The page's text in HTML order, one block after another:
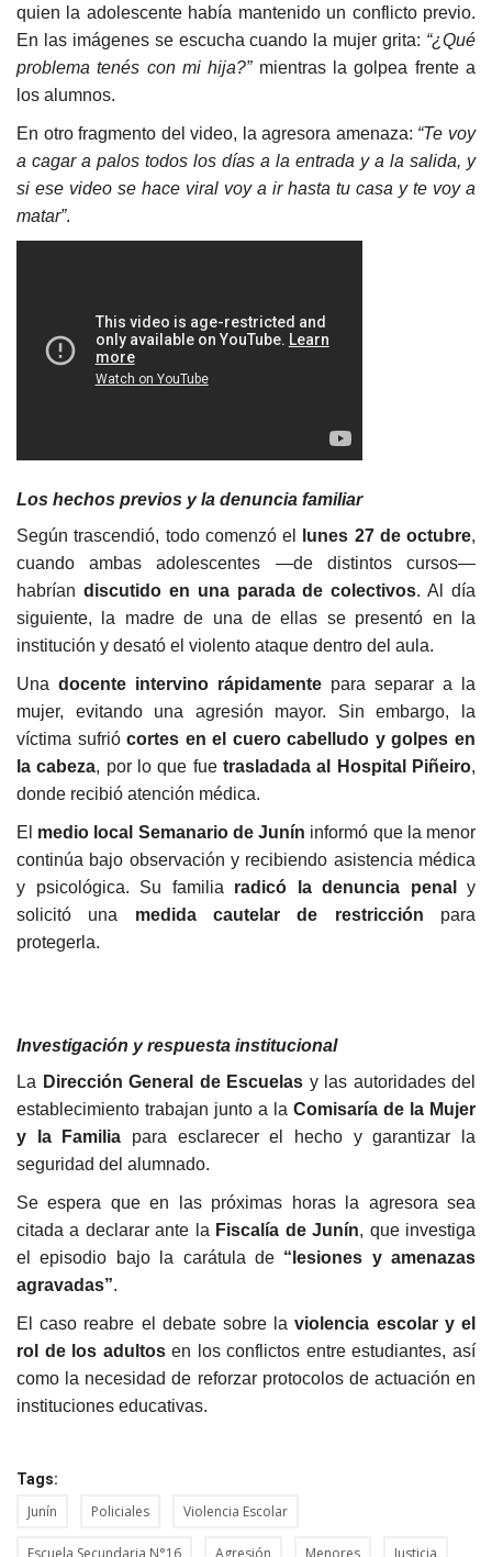
quien la adolescente había mantenido un conflicto previo.
En las imágenes se escucha cuando la mujer grita: “¿Qué
problema tenés con mi hija?”mientras la golpea frente a
los alumnos.
En otro fragmento del video, la agresora amenaza: “Te voy
a cagar a palos todos los días a la entrada y a la salida, y
si ese video se hace viral voy a ir hasta tu casa y te voy a
matar”.
Los hechos previos y la denuncia familiar
Según trascendió, todo comenzó el
lunes 27 de octubre,
cuando ambas adolescentes —de distintos cursos—
habrían discutido en una parada de colectivos. Al día
siguiente, la madre de una de ellas se presentó en la
institución y desató el violento ataque dentro del aula.
Una docente intervino rápidamente para separar a la
mujer, evitando una agresión mayor. Sin embargo, la
víctima sufriócortes en el cuero cabelludo y golpes en
la cabeza, por lo que fuetrasladada al Hospital Piñeiro,
donde recibió atención médica.
El medio local Semanario de Junín informó que la menor
continúa bajo observación y recibiendo asistencia médica
y psicológica. Su familia radicó la denuncia penal
y
solicitó una medida cautelar de restricción para
protegerla.
Investigación y respuesta institucional
La Dirección General de Escuelas y las autoridades del
establecimiento trabajan junto a la Comisaría de la Mujer
y la Familia para esclarecer el hecho y garantizar la
seguridad del alumnado.
Se espera que en las próximas horas la agresora sea
citada a declarar ante la Fiscalía de Junín, que investiga
el episodio bajo la carátula de “lesiones y amenazas
agravadas”.
El caso reabre el debate sobre laviolencia escolar y el
rol de los adultosen los conflictos entre estudiantes, así
como la necesidad de reforzar protocolos de actuación en
instituciones educativas.
Tags:
Junín Policiales Violencia Escolar